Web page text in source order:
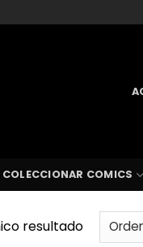
COLECCIONAR COMICS
resultado